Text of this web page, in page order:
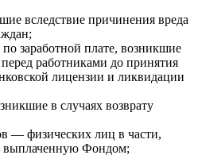
вследствие причинения вреда
заработной плате, возникшие
перед работниками до принятия
лицензии и ликвидации
в случаях возврату
— физических лиц в части,
Фондом;